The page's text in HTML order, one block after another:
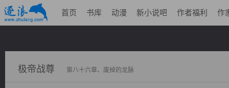
首页 书库 动漫 新小说吧 作者福利 作
极帝战尊 第八十六章、废掉的龙脉